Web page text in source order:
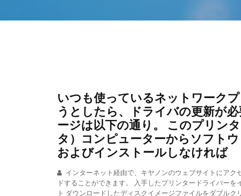
いつも使っているネットワーク
うとしたら、ドライバの更新が
ージは以下の通り。 このプリン
タ）コンピューターからソフト
およびインストールしなければ
インターネット経由で、キヤノンのウェブサイトにア
ドすることができます。 入手したプリンタードライバー
ト ダウンロードしたディスクイメージファイルをダブルク